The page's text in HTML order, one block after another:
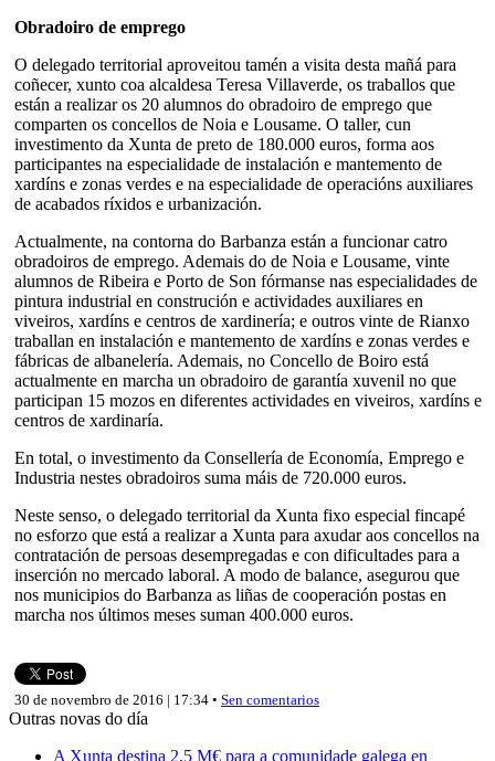
Obradoiro de emprego
O delegado territorial aproveitou tamén a visita desta mañá para
coñecer, xunto coa alcaldesa Teresa Villaverde, os traballos que
están a realizar os 20 alumnos do obradoiro de emprego que
comparten os concellos de Noia e Lousame. O taller, cun
investimento da Xunta de preto de 180.000 euros, forma aos
participantes na especialidade de instalación e mantemento de
xardíns e zonas verdes e na especialidade de operacións auxiliares
de acabados ríxidos e urbanización.
Actualmente, na contorna do Barbanza están a funcionar catro
obradoiros de emprego. Ademais do de Noia e Lousame, vinte
alumnos de Ribeira e Porto de Son fórmanse nas especialidades de
pintura industrial en construción e actividades auxiliares en
viveiros, xardíns e centros de xardinería; e outros vinte de Rianxo
traballan en instalación e mantemento de xardíns e zonas verdes e
fábricas de albanelería. Ademais, no Concello de Boiro está
actualmente en marcha un obradoiro de garantía xuvenil no que
participan 15 mozos en diferentes actividades en viveiros, xardíns e
centros de xardinaría.
En total, o investimento da Consellería de Economía, Emprego e
Industria nestes obradoiros suma máis de 720.000 euros.
Neste senso, o delegado territorial da Xunta fixo especial fincapé
no esforzo que está a realizar a Xunta para axudar aos concellos na
contratación de persoas desempregadas e con dificultades para a
inserción no mercado laboral. A modo de balance, asegurou que
nos municipios do Barbanza as liñas de cooperación postas en
marcha nos últimos meses suman 400.000 euros.
30 de novembro de 2016 | 17:34 • Sen comentarios
Outras novas do día
A Xunta destina 2,5 M€ para a comunidade galega en